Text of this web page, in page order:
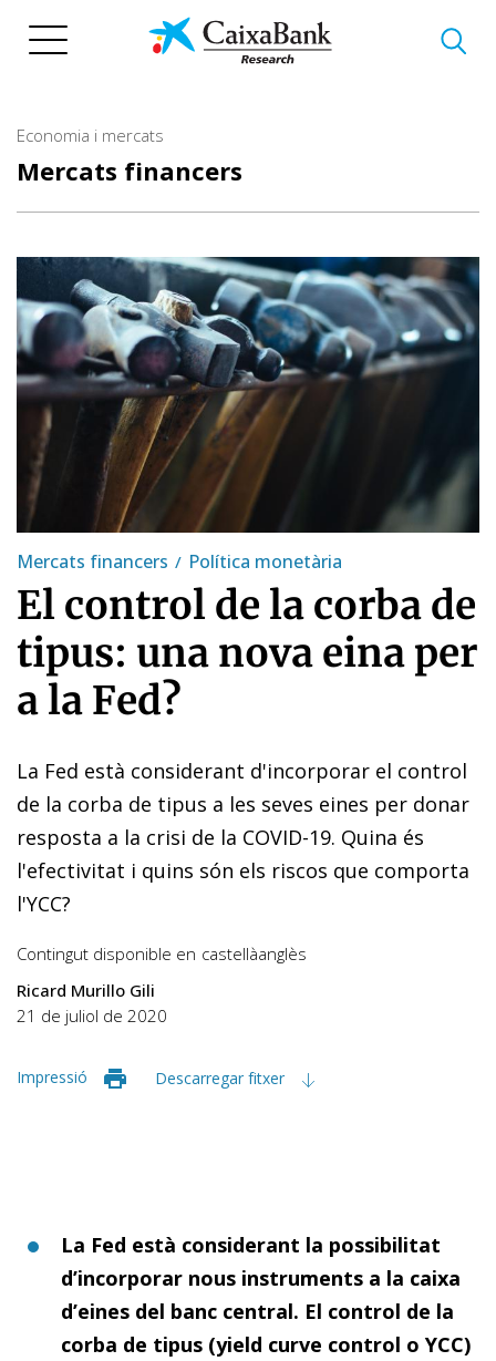
Economia i mercats
Mercats financers
Mercats financers Política monetària
El control de la corba de
tipus: una nova eina per
a la Fed?
La Fed està considerant d'incorporar el control
de la corba de tipus a les seves eines per donar
resposta a la crisi de la COVID-19. Quina és
l'efectivitat i quins són els riscos que comporta
l'YCC?
Contingut disponible en castellàanglès
Ricard Murillo Gili
21 de juliol de 2020
Impressió Descarregar fitxer
La Fed està considerant la possibilitat
d’incorporar nous instruments a la caixa
d’eines del banc central. El control de la
corba de tipus (yield curve control o YCC)